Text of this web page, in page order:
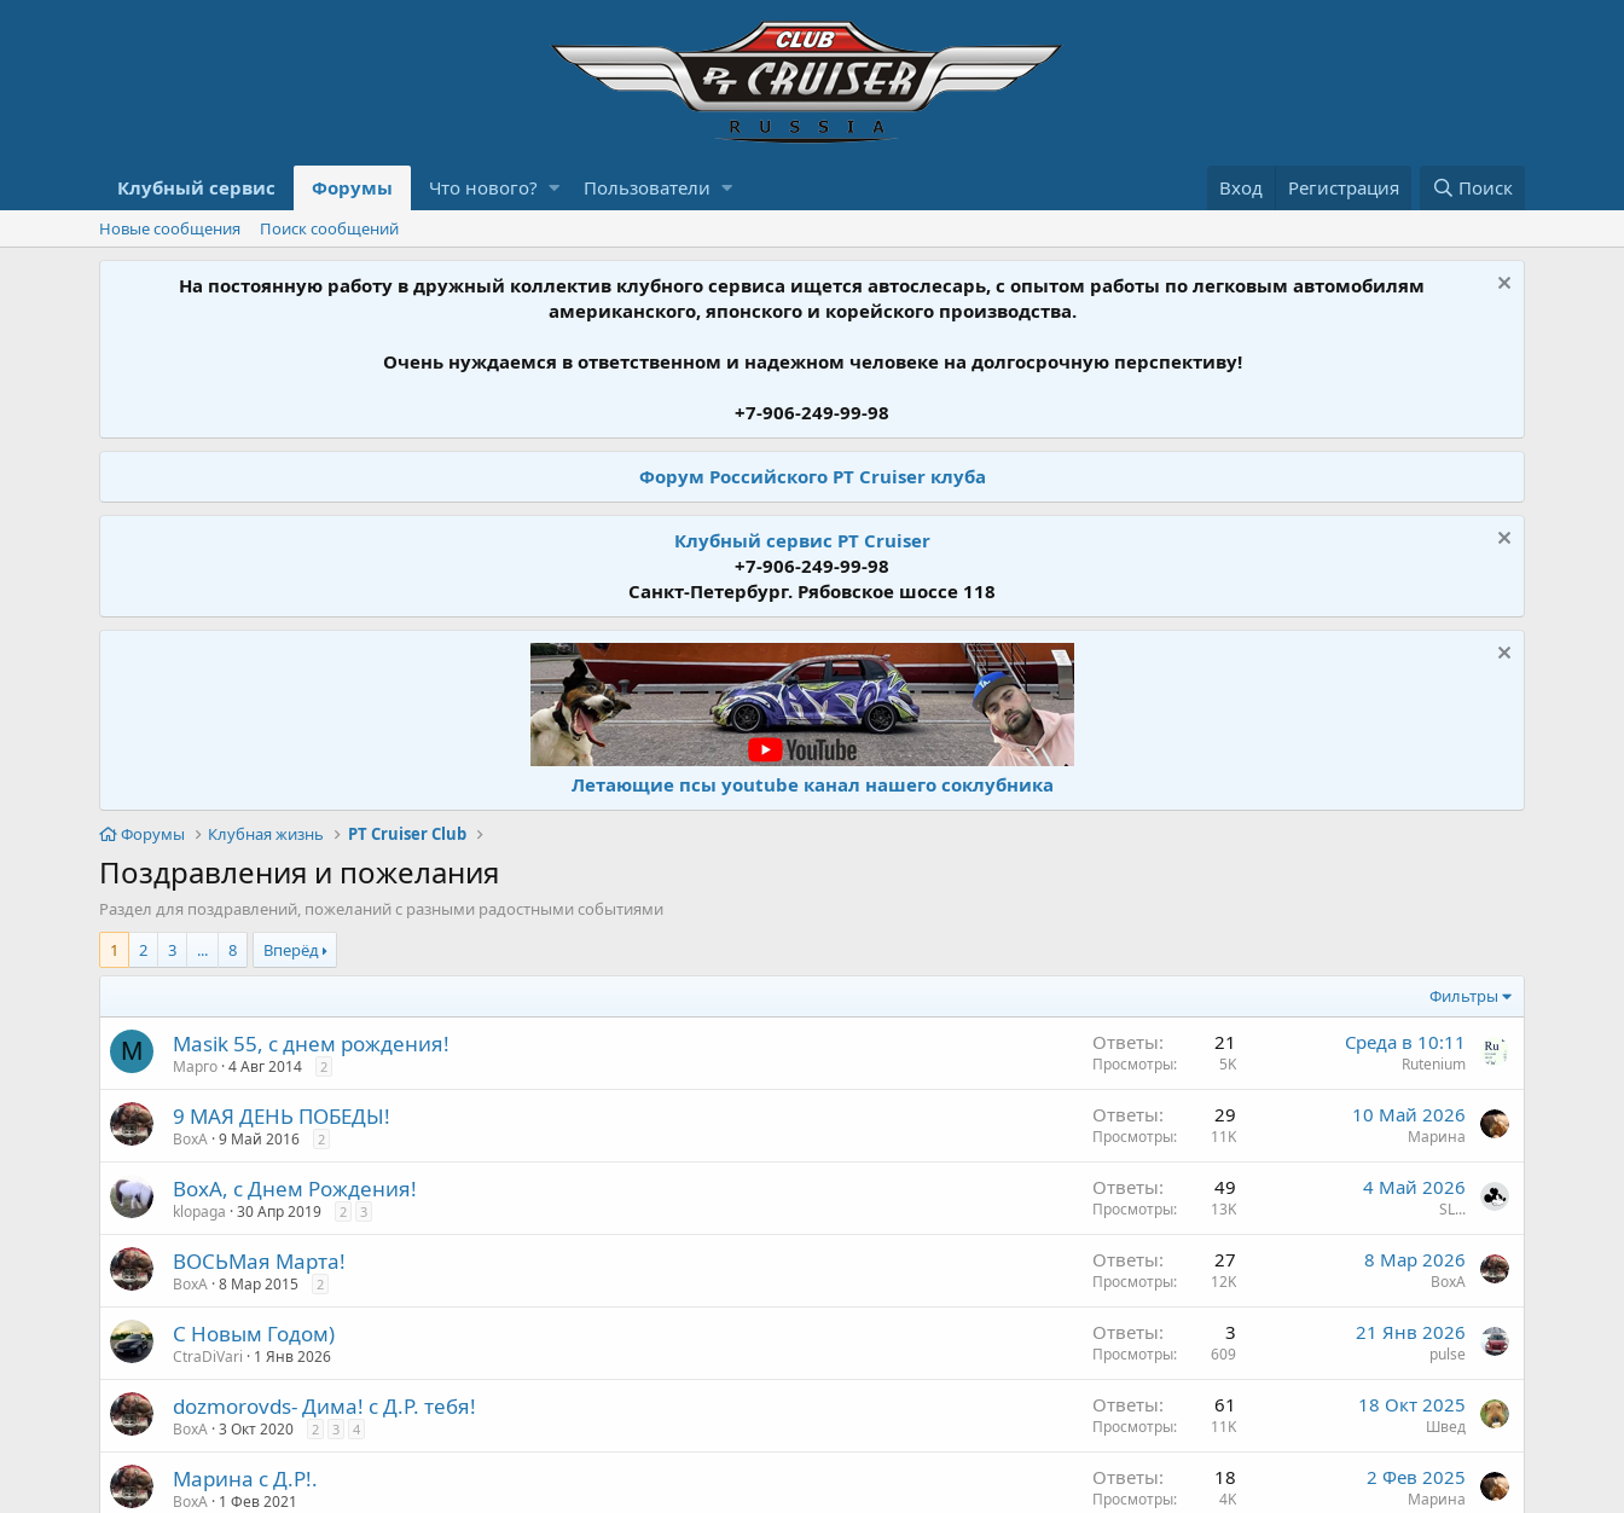
Клубный сервис Форумы Что нового? Пользователи Вход Регистрация Поиск
Новые сообщения Поиск сообщений
На постоянную работу в дружный коллектив клубного сервиса ищется автослесарь, с опытом работы по легковым автомобилям
американского, японского и корейского производства.
Очень нуждаемся в ответственном и надежном человеке на долгосрочную перспективу!
+7-906-249-99-98
Форум Российского PT Cruiser клуба
Клубный сервис PT Cruiser
+7-906-249-99-98
Санкт-Петербург. Рябовское шоссе 118
Летающие псы youtube канал нашего соклубника
Форумы Клубная жизнь PT Cruiser Club
Поздравления и пожелания
Раздел для поздравлений, пожеланий с разными радостными событиями
1
2 3 ... 8 Вперёд
Фильтры
М Masik 55, с днем рождения!
Марго 4 Авг 2014 2
Ответы 21
Просмотры 5K
Среда в 10:11
Rutenium
9 МАЯ ДЕНЬ ПОБЕДЫ!
ВохА 9 Май 2016 2
Ответы 29
Просмотры 11K
10 Май 2026
Марина
ВохА, с Днем Рождения!
klopaga 30 Апр 2019 2 3
Ответы 49
Просмотры 13K
4 Май 2026
SL...
ВОСЬМая Марта!
ВохА 8 Мар 2015 2
Ответы 27
Просмотры 12K
8 Мар 2026
ВохА
С Новым Годом)
CtraDiVari 1 Янв 2026
Ответы 3
Просмотры 609
21 Янв 2026
pulse
dozmorovds- Дима! с Д.Р. тебя!
ВохА 3 Окт 2020 2 3 4
Ответы 61
Просмотры 11K
18 Окт 2025
Швед
Марина с Д.Р!.
ВохА 1 Фев 2021
Ответы 18
Просмотры 4K
2 Фев 2025
Марина